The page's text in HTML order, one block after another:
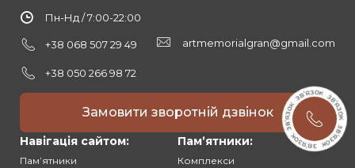
Пн-Нд / 7:00-22:00
+38 068 507 29 49
+38 050 266 98 72
artmemorialgran@gmail.com
Замовити зворотній дзвінок
Навігація сайтом:
Памʼятники
Памʼятники:
Комплекси